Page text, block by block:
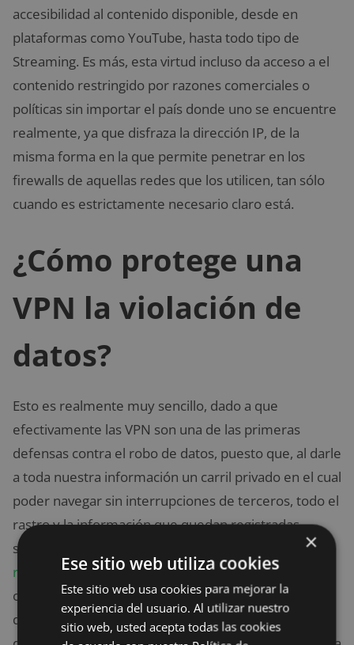
accesibilidad al contenido disponible, desde en
plataformas como YouTube, hasta todo tipo de
Streaming. Es más, esta virtud incluso da acceso a el
contenido restringido por razones comerciales o
políticas sin importar el país donde uno se encuentre
realmente, ya que disfraza la dirección IP, de la
misma forma en la que permite penetrar en los
firewalls de aquellas redes que los utilicen, tan sólo
cuando es estrictamente necesario claro está.
¿Cómo protege una
VPN la violación de
datos?
Esto es realmente muy sencillo, dado a que
efectivamente las VPN son una de las primeras
defensas contra el robo de datos, puesto que, al darle
a toda nuestra información un carril privado en el cual
poder navegar sin interrupciones de terceros, todo el
rastro y la información que quedan registradas
simplemente es invisible. Es más, al
encontrar una
revisión de expertos de ExpressVPN aquí,podemos
observar cómo los expertos en la materia afirman
que después de probar uno a uno los mejores VPN
×
Ese sitio web utiliza cookies
Este sitio web usa cookies para mejorar la
experiencia del usuario. Al utilizar nuestro
sitio web, usted acepta todas las cookies